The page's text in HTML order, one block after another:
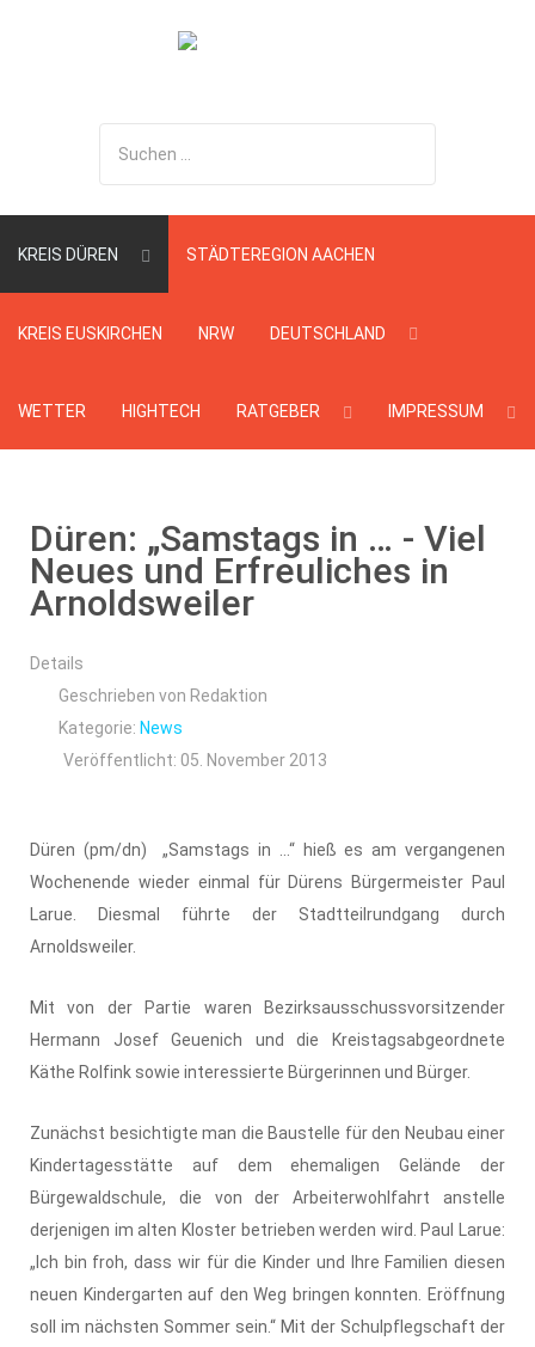
KREIS DÜREN STÄDTEREGION AACHEN
KREIS EUSKIRCHEN NRW DEUTSCHLAND
WETTER HIGHTECH RATGEBER IMPRESSUM
Düren: „Samstags in … - Viel
Neues und Erfreuliches in
Arnoldsweiler
Details
Geschrieben von Redaktion
Kategorie: News
Veröffentlicht: 05. November 2013
Düren (pm/dn) „Samstags in …“ hieß es am vergangenen
Wochenende wieder einmal für Dürens Bürgermeister Paul
Larue. Diesmal führte der Stadtteilrundgang durch
Arnoldsweiler.
Mit von der Partie waren Bezirksausschussvorsitzender
Hermann Josef Geuenich und die Kreistagsabgeordnete
Käthe Rolfink sowie interessierte Bürgerinnen und Bürger.
Zunächst besichtigte man die Baustelle für den Neubau einer
Kindertagesstätte auf dem ehemaligen Gelände der
Bürgewaldschule, die von der Arbeiterwohlfahrt anstelle
derjenigen im alten Kloster betrieben werden wird. Paul Larue:
„Ich bin froh, dass wir für die Kinder und Ihre Familien diesen
neuen Kindergarten auf den Weg bringen konnten. Eröffnung
soll im nächsten Sommer sein.“ Mit der Schulpflegschaft der